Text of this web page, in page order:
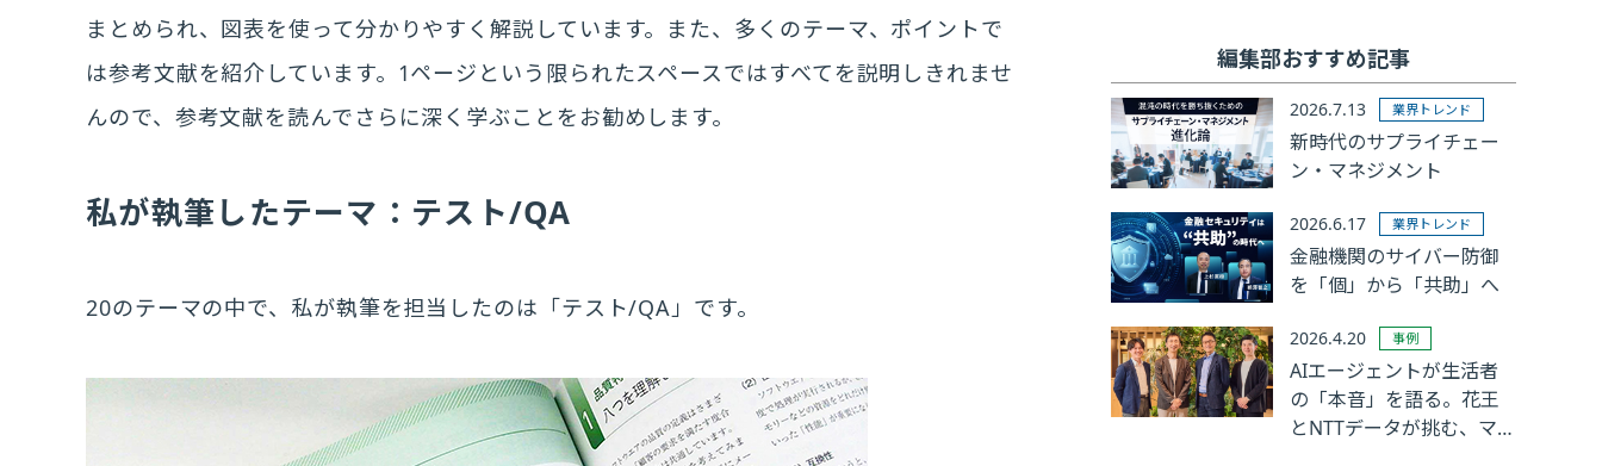
まとめられ、図表を使って分かりやすく解説しています。また、多くのテーマ、ポイントで
は参考文献を紹介しています。1ページという限られたスペースではすべてを説明しきれませ
んので、参考文献を読んでさらに深く学ぶことをお勧めします。
私が執筆したテーマ：テスト/QA
20のテーマの中で、私が執筆を担当したのは「テスト/QA」です。
編集部おすすめ記事
2026.7.13 業界トレンド
新時代のサプライチェー
ン・マネジメント
2026.6.17 業界トレンド
金融機関のサイバー防御
を「個」から「共助」へ
2026.4.20 事例
AIエージェントが生活者
の「本音」を語る。花王
とNTTデータが挑む、マ